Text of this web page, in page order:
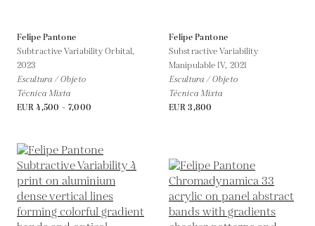
Felipe Pantone
Subtractive Variability Orbital,
2023
Escultura / Objeto
Técnica Mixta
EUR 4,500 - 7,000
Felipe Pantone
Substractive Variability
Manipulable IV, 2021
Escultura / Objeto
Técnica Mixta
EUR 3,800